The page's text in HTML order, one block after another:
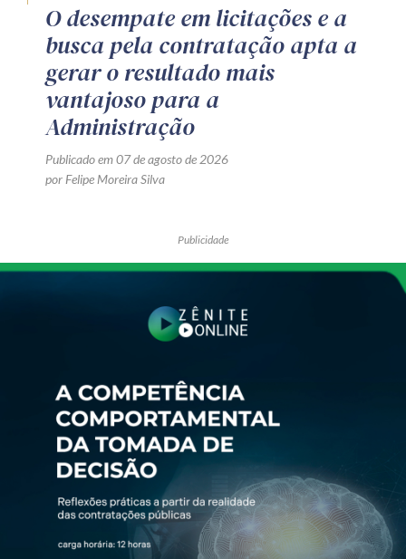
O desempate em licitações e a
busca pela contratação apta a
gerar o resultado mais
vantajoso para a
Administração
Publicado em 07 de agosto de 2026
por Felipe Moreira Silva
Publicidade